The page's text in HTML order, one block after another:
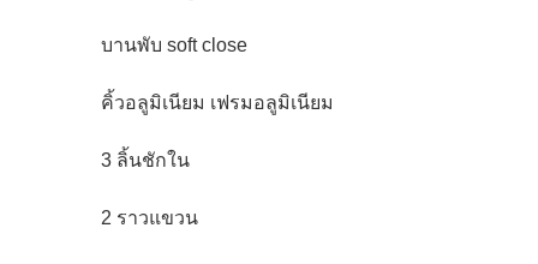
บานพับ soft close
คิ้วอลูมิเนียม เฟรมอลูมิเนียม
3 ลิ้นชักใน
2 ราวแขวน